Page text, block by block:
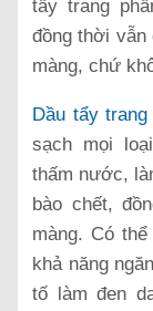
tẩy trang
đồng thời vẫn
màng, chứ
Dầu tẩy trang
sạch mọi
thấm nước,
bào chết,
màng. Có
khả năng
tố làm đen